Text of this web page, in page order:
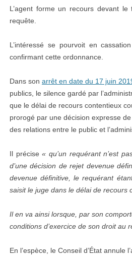
L’agent forme un recours devant
requête.
L’intéressé se pourvoit en
confirmant cette ordonnance.
Dans son arrêt en date du 17 juin
publics, le silence gardé par
que le délai de recours contentieux
prorogé par une décision expresse
des relations entre le public et
Il précise« qu’un requérant n’est
d’une décision de rejet devenue
devenue définitive, le requérant
saisit le juge dans le délai de recours
Il en va ainsi lorsque, par son
conditions d’exercice de son droit au
En l’espèce, le Conseil d’État annule